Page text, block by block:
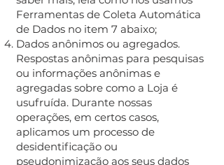
Ferramentas de Coleta Automática
de Dados no item 7 abaixo;
Dados anônimos ou agregados.
Respostas anônimas para pesquisas
ou informações anônimas e
agregadas sobre como a Loja é
usufruída. Durante nossas
operações, em certos casos,
aplicamos um processo de
desidentificação ou
pseudonimização aos seus dados